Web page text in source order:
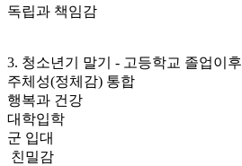
독립과 책임감
3. 청소년기 말기 - 고등학교 졸업이후
주체성(정체감) 통합
행복과 건강
대학입학
군 입대
친밀감